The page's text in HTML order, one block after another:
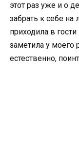
этот раз уже и о
забрать к себе на
приходила в
заметила у моего
естественно,